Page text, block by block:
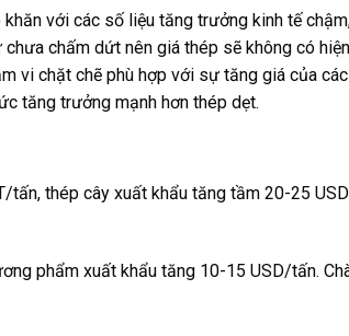
với các số liệu tăng trưởng kinh tế
chấm dứt nên giá thép sẽ không có
vi chặt chẽ phù hợp với sự tăng giá của
tăng trưởng mạnh hơn thép dẹt.
thép cây xuất khẩu tăng tầm 20-25
phẩm xuất khẩu tăng 10-15 USD/tấn.